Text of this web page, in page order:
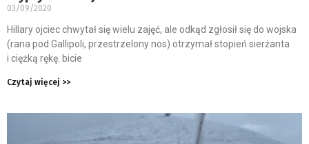
03/09/2020
Hillary ojciec chwytał się wielu zajęć, ale odkąd zgłosił się do wojska
(rana pod Gallipoli, przestrzelony nos) otrzymał stopień sierżanta
i ciężką rękę. bicie
Czytaj więcej >>